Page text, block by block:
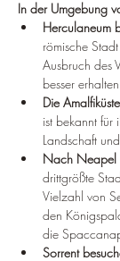
In der Umgebung
Herculaneum
römische
Ausbruch des
besser
Die
ist bekannt für
Landschaft
Nach Neapel
drittgrößte
Vielzahl von
den
die
Sorrent